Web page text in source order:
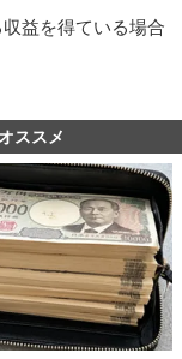
益を得ている場合
ススメ